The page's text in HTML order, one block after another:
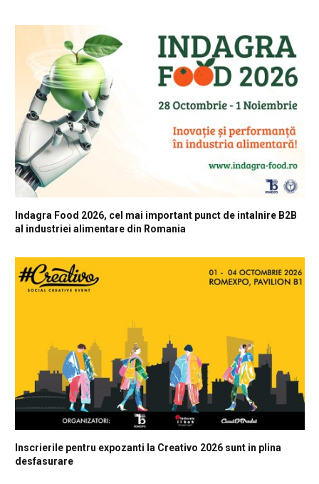
Indagra Food 2026, cel mai important punct de intalnire B2B
al industriei alimentare din Romania
Inscrierile pentru expozanti la Creativo 2026 sunt in plina
desfasurare